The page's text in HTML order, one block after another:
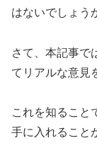
はないでしょう
さて、本記事で
てリアルな意見
これを知ること
手に入れること